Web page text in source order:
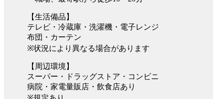
【生活備品】
テレビ・冷蔵庫・洗濯機・電子レンジ
布団・カーテン
※状況により異なる場合があります
【周辺環境】
スーパー・ドラッグストア・コンビニ
病院・家電量販店・飲食店あり